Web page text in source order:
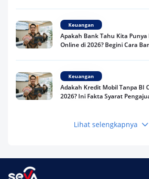
Keuangan
Apakah Bank Tahu Kita Punya
Online di 2026? Begini Cara
Keuangan
Adakah Kredit Mobil Tanpa BI
2026? Ini Fakta Syarat
Keuangan
Terpercaya
Lihat selengkapnya